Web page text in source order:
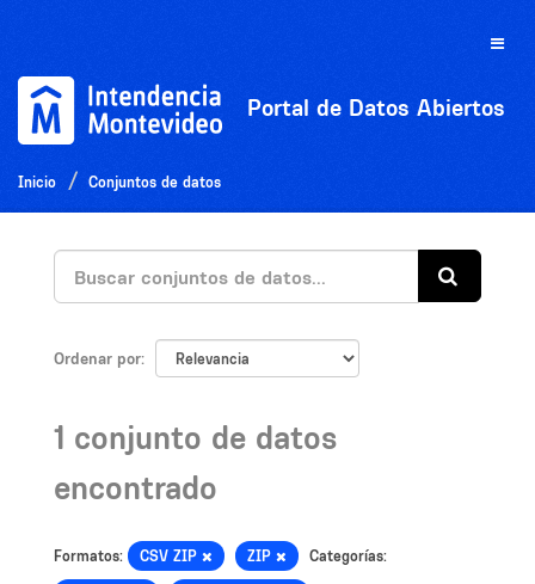
Toggle
Portal de Datos Abiertos
Inicio Conjuntos de datos
Ordenar por
1 conjunto de datos
encontrado
Formatos: CSV ZIP ZIP Categorías: